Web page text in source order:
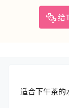
给
适合下午茶的